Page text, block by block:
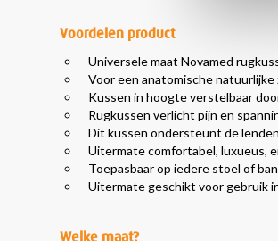
Voordelen product
Universele maat Novamed
Voor een anatomische
Kussen in hoogte verstelbaar
Rugkussen verlicht pijn en
Dit kussen ondersteunt de
Uitermate comfortabel, luxueus,
Toepasbaar op iedere stoel of
Uitermate geschikt voor gebruik
Welke maat?